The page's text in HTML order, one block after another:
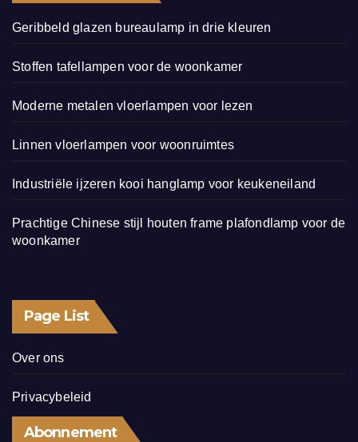
Geribbeld glazen bureaulamp in drie kleuren
Stoffen tafellampen voor de woonkamer
Moderne metalen vloerlampen voor lezen
Linnen vloerlampen voor woonruimtes
Industriële ijzeren kooi hanglamp voor keukeneiland
Prachtige Chinese stijl houten frame plafondlamp voor de
woonkamer
Page List
Over ons
Privacybeleid
Abonnement